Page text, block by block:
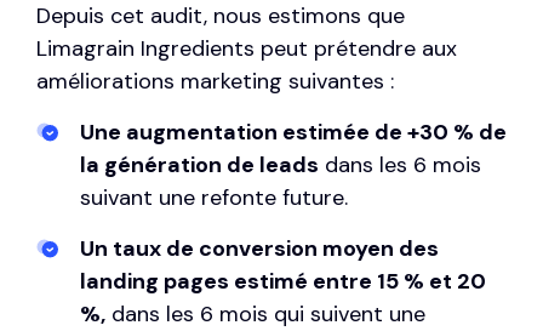
Depuis cet audit, nous estimons que
Limagrain Ingredients peut prétendre aux
améliorations marketing suivantes :
Une augmentation estimée de +30 % de
la génération de leads dans les 6 mois
suivant une refonte future.
Un taux de conversion moyen des
landing pages estimé entre 15 % et 20
%, dans les 6 mois qui suivent une